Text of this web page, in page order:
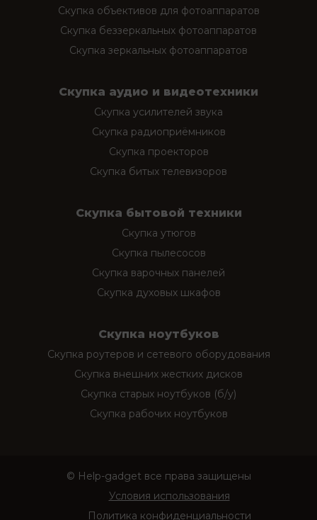
Скупка объективов для фотоаппаратов
Скупка беззеркальных фотоаппаратов
Скупка зеркальных фотоаппаратов
Скупка аудио и видеотехники
Скупка усилителей звука
Скупка радиоприёмников
Скупка проекторов
Скупка битых телевизоров
Скупка бытовой техники
Скупка утюгов
Скупка пылесосов
Скупка варочных панелей
Скупка духовых шкафов
Скупка ноутбуков
Скупка роутеров и сетевого оборудования
Скупка внешних жестких дисков
Скупка старых ноутбуков (б/у)
Скупка рабочих ноутбуков
© Help-gadget все права защищены
Условия использования
Политика конфиденциальности